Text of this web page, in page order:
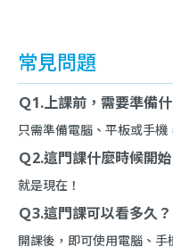
常見問題
Ｑ1.上課前，需要準備
只需準備電腦、平板或手機
Ｑ2.這門課什麼時候開
就是現在！
Ｑ3.這門課可以看多久？
開課後，即可使用電腦、